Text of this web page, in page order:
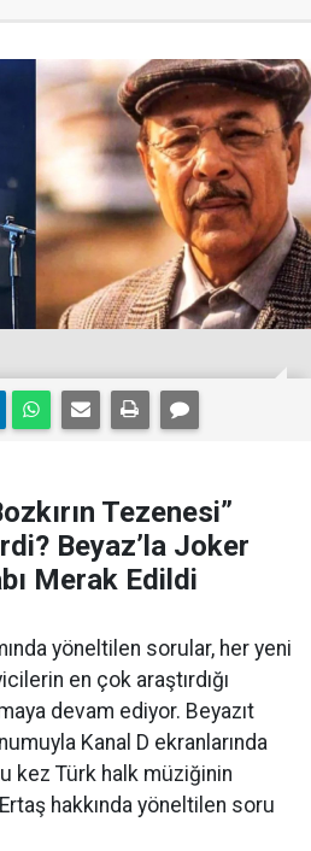
Tezenesi”
Beyaz’la Joker
Merak Edildi
yöneltilen sorular, her yeni
en çok araştırdığı
devam ediyor. Beyazıt
Kanal D ekranlarında
kez Türk halk müziğinin
hakkında yöneltilen soru